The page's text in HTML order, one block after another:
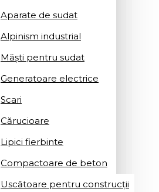
Aparate de sudat
Alpinism industrial
Măști pentru sudat
Generatoare electrice
Scari
Cărucioare
Lipici fierbinte
Compactoare de beton
Uscătoare pentru construcții